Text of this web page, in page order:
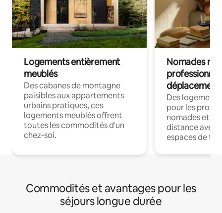
Logements entièrement
meublés
Des cabanes de montagne
paisibles aux appartements
urbains pratiques, ces
logements meublés offrent
toutes les commodités d'un
chez-soi.
Nomades
déplacement
Des
pour les
nomades et
distance avec
espaces de
Commodités et avantages pour les
séjours longue durée